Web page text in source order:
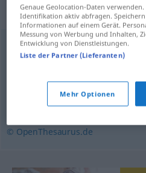
Synonyme für
sammeln,stapeln,anhäufen
,bewahren,lagern
© OpenThesaurus.de
Genaue Geolocation-Daten
Identifikation aktiv abfragen.
Informationen auf einem Gerät.
Messung von Werbung und Inhalten,
Entwicklung von Dienstleistungen.
Liste der Partner (Lieferanten)
Mehr Optionen